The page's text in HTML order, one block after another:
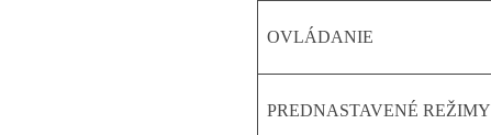
OVLÁDANIE
PREDNASTAVENÉ REŽIMY